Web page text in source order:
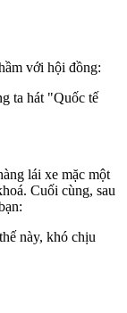
với hội đồng:
ta hát "Quốc tế
lái xe mặc một
Cuối cùng, sau
này, khó chịu